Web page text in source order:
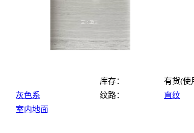
库存：
有货(使
灰色系 纹路：
直纹
室内地面